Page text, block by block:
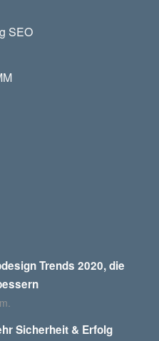
SEO
Trends 2020, die
Sicherheit & Erfolg